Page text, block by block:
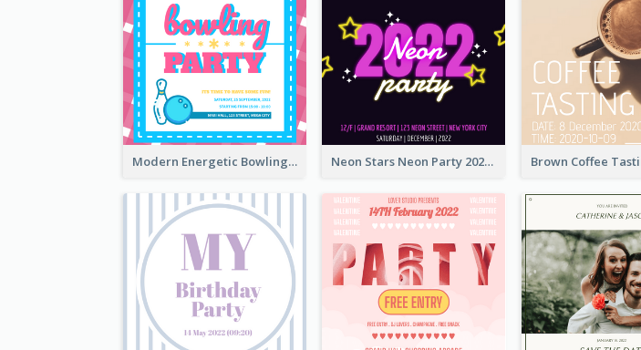
Modern Energetic Bowling Invitation Design Neon Stars Neon Party 2020 Invitation